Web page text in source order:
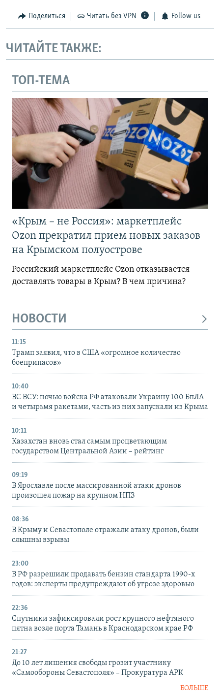
Поделиться Читать без VPN Follow us
ЧИТАЙТЕ ТАКЖЕ:
ТОП-ТЕМА
«Крым – не Россия»: маркетплейс
Ozon прекратил прием новых заказов
на Крымском полуострове
Российский маркетплейс Ozon отказывается
доставлять товары в Крым? В чем причина?
НОВОСТИ
11:15
Трамп заявил, что в США «огромное количество
боеприпасов»
10:40
ВС ВСУ: ночью войска РФ атаковали Украину 100 БпЛА
и четырьмя ракетами, часть из них запускали из Крыма
10:11
Казахстан вновь стал самым процветающим
государством Центральной Азии – рейтинг
09:19
В Ярославле после массированной атаки дронов
произошел пожар на крупном НПЗ
08:36
В Крыму и Севастополе отражали атаку дронов, были
слышны взрывы
23:00
В РФ разрешили продавать бензин стандарта 1990-х
годов: эксперты предупреждают об угрозе здоровью
22:36
Спутники зафиксировали рост крупного нефтяного
пятна возле порта Тамань в Краснодарском крае РФ
21:27
До 10 лет лишения свободы грозит участнику
«Самообороны Севастополя» – Прокуратура АРК
БОЛЬШЕ